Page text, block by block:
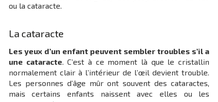
ou la cataracte.
La cataracte
Les yeux d’un enfant peuvent sembler troubles s’il a
une cataracte. C’est à ce moment là que le cristallin
normalement clair à l’intérieur de l’œil devient trouble.
Les personnes d’âge mûr ont souvent des cataractes,
mais certains enfants naissent avec elles ou les